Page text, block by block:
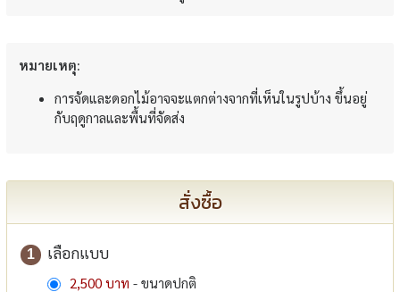
หมายเหตุ:
การจัดและดอกไม้อาจจะแตกต่างจากที่เห็นในรูปบ้าง ขึ้นอยู่
กับฤดูกาลและพื้นที่จัดส่ง
สั่งซื้อ
1 เลือกแบบ
2,500 บาท - ขนาดปกติ